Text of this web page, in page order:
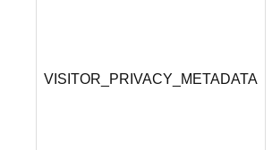
VISITOR_PRIVACY_METADATA